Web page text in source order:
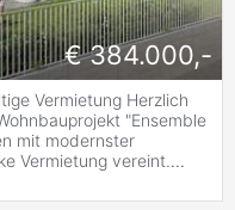
€ 384.000,-
Vermietung Herzlich
"Ensemble
mit modernster
Vermietung vereint....